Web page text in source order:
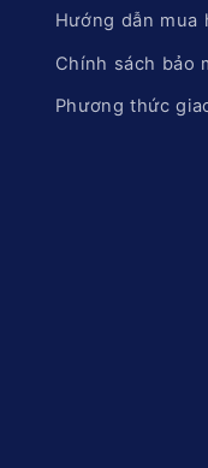
Hướng dẫn mua
Chính sách bảo
Phương thức